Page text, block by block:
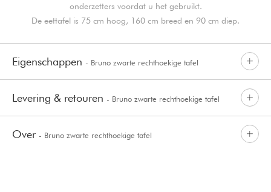
onderzetters voordat u het gebruikt.
De eettafel is 75 cm hoog, 160 cm breed en 90 cm diep.
Eigenschappen - Bruno zwarte rechthoekige tafel
Levering & retouren - Bruno zwarte rechthoekige tafel
Over - Bruno zwarte rechthoekige tafel